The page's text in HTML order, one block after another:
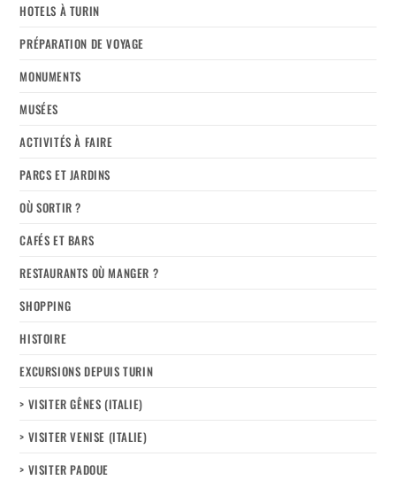
HOTELS À TURIN
PRÉPARATION DE VOYAGE
MONUMENTS
MUSÉES
ACTIVITÉS À FAIRE
PARCS ET JARDINS
OÙ SORTIR ?
CAFÉS ET BARS
RESTAURANTS OÙ MANGER ?
SHOPPING
HISTOIRE
EXCURSIONS DEPUIS TURIN
> VISITER GÊNES (ITALIE)
> VISITER VENISE (ITALIE)
> VISITER PADOUE